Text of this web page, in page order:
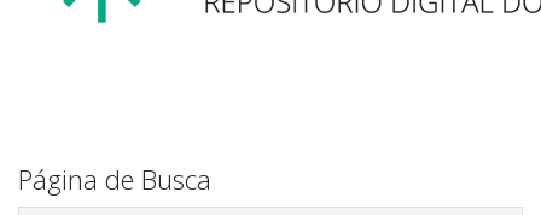
Página de Busca